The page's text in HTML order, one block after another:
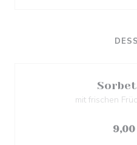
mit frischen
9,00